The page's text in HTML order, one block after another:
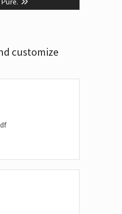
customize